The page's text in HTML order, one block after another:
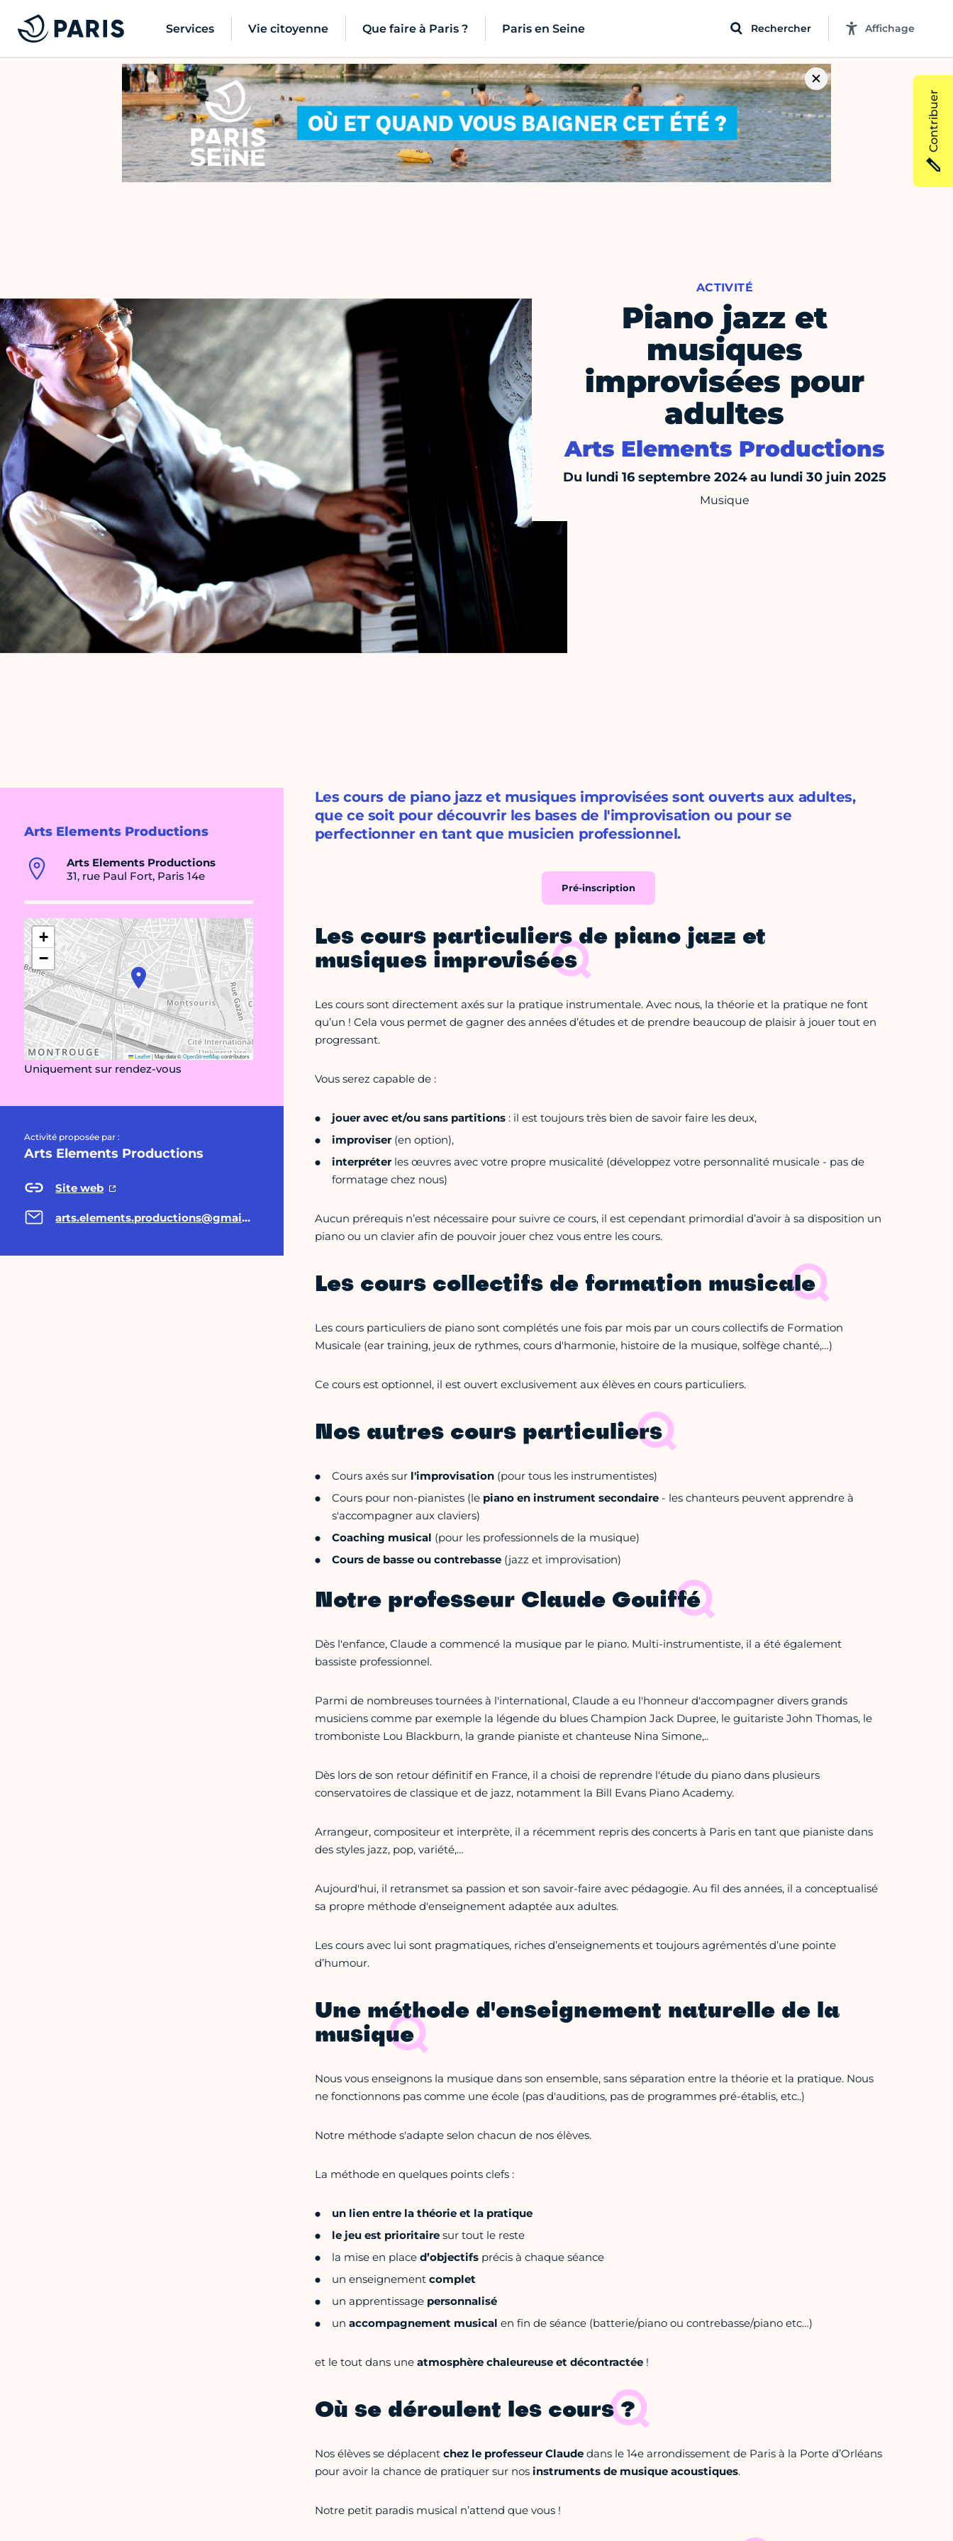
Services Vie citoyenne Que faire à Paris ? Paris en Seine Rechercher Affichage
ACTIVITÉ
Piano jazz et
musiques
improvisées pour
adultes
Arts Elements Productions
Du lundi 16 septembre 2024 au lundi 30 juin 2025
Musique
Arts Elements Productions
Arts Elements Productions
31, rue Paul Fort, Paris 14e
+
−
Leaflet|Map data ©OpenStreetMapcontributors
Uniquement sur rendez-vous
Activité proposée par :
Arts Elements Productions
Site web
arts.elements.productions@gmail.com
Les cours de piano jazz et musiques improvisées sont ouverts aux adultes,
que ce soit pour découvrir les bases de l'improvisation ou pour se
perfectionner en tant que musicien professionnel.
Pré-inscription
Les cours particuliers de piano jazz et
musiques improvisées
Les cours sont directement axés sur la pratique instrumentale. Avec nous, la théorie et la pratique ne font
qu’un ! Cela vous permet de gagner des années d’études et de prendre beaucoup de plaisir à jouer tout en
progressant.
Vous serez capable de :
jouer avec et/ou sans partitions: il est toujours très bien de savoir faire les deux,
improviser(en option),
interpréterles œuvres avec votre propre musicalité (développez votre personnalité musicale - pas de
formatage chez nous)
Aucun prérequis n’est nécessaire pour suivre ce cours, il est cependant primordial d’avoir à sa disposition un
piano ou un clavier afin de pouvoir jouer chez vous entre les cours.
Les cours collectifs de formation musicale
Les cours particuliers de piano sont complétés une fois par mois par un cours collectifs de Formation
Musicale (ear training, jeux de rythmes, cours d'harmonie, histoire de la musique, solfège chanté,…)
Ce cours est optionnel, il est ouvert exclusivement aux élèves en cours particuliers.
Nos autres cours particuliers
Cours axés surl'improvisation(pour tous les instrumentistes)
Cours pour non-pianistes (le piano en instrument secondaire- les chanteurs peuvent apprendre à
s'accompagner aux claviers)
Coaching musical (pour les professionnels de la musique)
Cours de basse ou contrebasse(jazz et improvisation)
Notre professeur Claude Gouiffé
Dès l'enfance, Claude a commencé la musique par le piano. Multi-instrumentiste, il a été également
bassiste professionnel.
Parmi de nombreuses tournées à l'international, Claude a eu l'honneur d'accompagner divers grands
musiciens comme par exemple la légende du blues Champion Jack Dupree, le guitariste John Thomas, le
tromboniste Lou Blackburn, la grande pianiste et chanteuse Nina Simone,..
Dès lors de son retour définitif en France, il a choisi de reprendre l'étude du piano dans plusieurs
conservatoires de classique et de jazz, notamment la Bill Evans Piano Academy.
Arrangeur, compositeur et interprète, il a récemment repris des concerts à Paris en tant que pianiste dans
des styles jazz, pop, variété,…
Aujourd'hui, il retransmet sa passion et son savoir-faire avec pédagogie. Au fil des années, il a conceptualisé
sa propre méthode d'enseignement adaptée aux adultes.
Les cours avec lui sont pragmatiques, riches d’enseignements et toujours agrémentés d’une pointe
d’humour.
Une méthode d'enseignement naturelle de la
musique
Nous vous enseignons la musique dans son ensemble, sans séparation entre la théorie et la pratique. Nous
ne fonctionnons pas comme une école (pas d'auditions, pas de programmes pré-établis, etc..)
Notre méthode s'adapte selon chacun de nos élèves.
La méthode en quelques points clefs :
un lien entre la théorie et la pratique
le jeu est prioritairesur tout le reste
la mise en place d’objectifsprécis à chaque séance
un enseignement complet
un apprentissage personnalisé
un accompagnement musical en fin de séance (batterie/piano ou contrebasse/piano etc…)
et le tout dans une atmosphère chaleureuse et décontractée!
Où se déroulent les cours ?
Nos élèves se déplacent chez le professeur Claude dans le 14e arrondissement de Paris à la Porte d’Orléans
pour avoir la chance de pratiquer sur nos instruments de musique acoustiques.
Notre petit paradis musical n’attend que vous !
Contribuer